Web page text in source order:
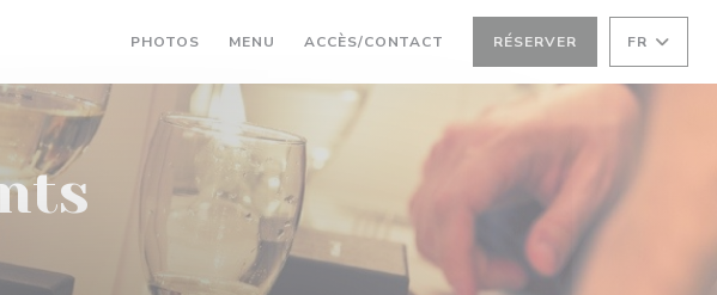
PHOTOS MENU ((OUVRE UNE NOUVELLE FENÊTRE))
ACCÈS/CONTACT RÉSERVER FR